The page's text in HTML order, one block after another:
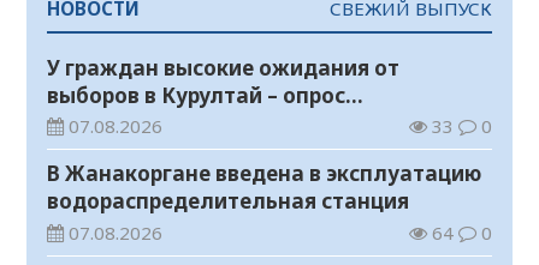
НОВОСТИ СВЕЖИЙ ВЫПУСК
У граждан высокие ожидания от
выборов в Курултай – опрос
общественного мнения
07.08.2026 33 0
В Жанакоргане введена в эксплуатацию
водораспределительная станция
07.08.2026 64 0